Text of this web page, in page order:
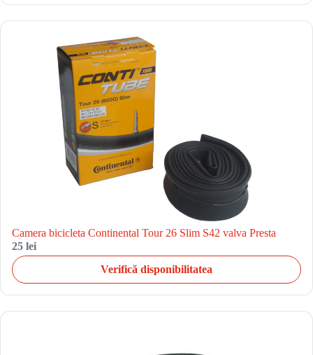
Camera bicicleta Continental Tour 26 Slim S42 valva Presta
25 lei
Verifică disponibilitatea